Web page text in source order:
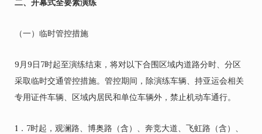
二、开幕式全要素演练
（一）临时管控措施
9月9日7时起至演练结束，将对以下合围区域内道路分时、分区
采取临时交通管控措施。管控期间，除演练车辆、持亚运会相关
专用证件车辆、区域内居民和单位车辆外，禁止机动车通行。
1．7时起，观澜路、博奥路（含）、奔竞大道、飞虹路（含）、